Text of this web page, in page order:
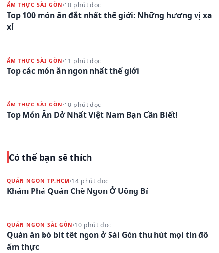
ẨM THỰC SÀI GÒN 10 phút đọc
Top 100 món ăn đắt nhất thế giới: Những hương vị xa
xỉ
ẨM THỰC SÀI GÒN 11 phút đọc
Top các món ăn ngon nhất thế giới
ẨM THỰC SÀI GÒN 10 phút đọc
Top Món Ăn Dở Nhất Việt Nam Bạn Cần Biết!
Có thể bạn sẽ thích
QUÁN NGON TP.HCM 14 phút đọc
Khám Phá Quán Chè Ngon Ở Uông Bí
QUÁN NGON SÀI GÒN 10 phút đọc
Quán ăn bò bít tết ngon ở Sài Gòn thu hút mọi tín đồ
ẩm thực